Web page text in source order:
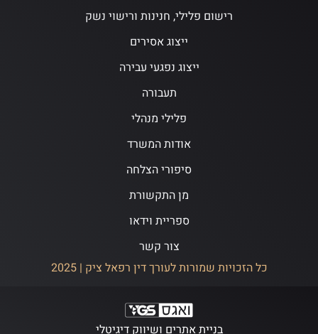
רישום פלילי, חנינות ורישוי נשק
ייצוג אסירים
ייצוג נפגעי עבירה
תעבורה
פלילי מנהלי
אודות המשרד
סיפורי הצלחה
מן התקשורת
ספריית וידאו
צור קשר
כל הזכויות שמורות לעורך דין רפאל ציק | 2025
בניית אתרים ושיווק דיגיטלי